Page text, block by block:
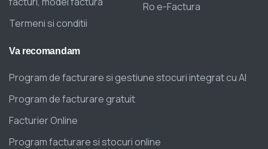
Termeni si conditii
Ro e-Factura
Va recomandam
Program de facturare si gestiune stocuri integrat cu AI
Program de facturare gratuit
Facturier Online
Program facturare si stocuri online